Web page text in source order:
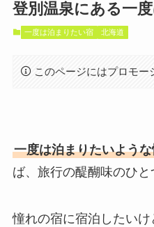
登別温泉にある一
一度は泊まりたい宿 北海道
このページにはプロモー
一度は泊まりたいよう
ば、旅行の醍醐味のひと
憧れの宿に宿泊したい